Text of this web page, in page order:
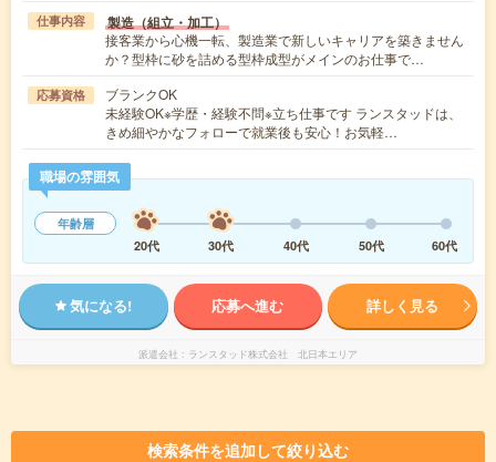
仕事内容 製造（組立・加工）
接客業から心機一転、製造業で新しいキャリアを築きません
か？型枠に砂を詰める型枠成型がメインのお仕事で…
応募資格
ブランクOK
未経験OK※学歴・経験不問※立ち仕事です ランスタッドは、
きめ細やかなフォローで就業後も安心！お気軽…
職場の雰囲気
年齢層
20代
30代 40代 50代 60代
気になる! 応募へ進む 詳しく見る
派遣会社 ランスタッド株式会社 北日本エリア
検索条件を追加して絞り込む